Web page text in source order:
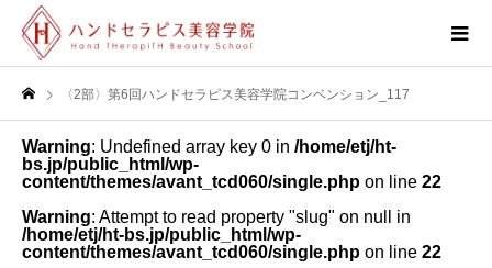
〈2部〉第6回ハンドセラピス美容学院コンベンション_117
Warning: Undefined array key 0 in /home/etj/ht-
bs.jp/public_html/wp-
content/themes/avant_tcd060/single.php on line 22
Warning: Attempt to read property "slug" on null in
/home/etj/ht-bs.jp/public_html/wp-
content/themes/avant_tcd060/single.php on line 22